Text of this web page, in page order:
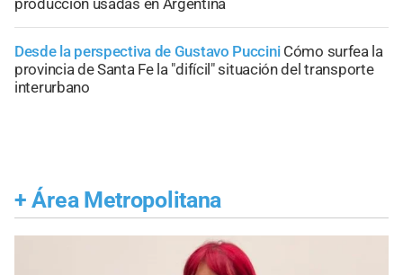
Desde la perspectiva de Gustavo Puccini Cómo surfea la
provincia de Santa Fe la "difícil" situación del transporte
interurbano
+ Área Metropolitana